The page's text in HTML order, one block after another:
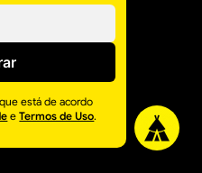
está de acordo
e Termos de Uso.